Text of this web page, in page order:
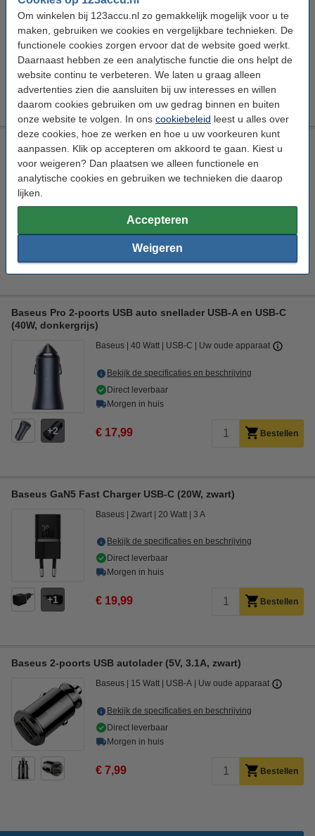
Om winkelen bij 123accu.nl zo gemakkelijk mogelijk voor u te
maken, gebruiken we cookies en vergelijkbare technieken. De
functionele cookies zorgen ervoor dat de website goed werkt.
Daarnaast hebben ze een analytische functie die ons helpt de
website continu te verbeteren. We laten u graag alleen
advertenties zien die aansluiten bij uw interesses en willen
daarom cookies gebruiken om uw gedrag binnen en buiten
onze website te volgen. In ons cookiebeleid leest u alles over
deze cookies, hoe ze werken en hoe u uw voorkeuren kunt
aanpassen. Klik op accepteren om akkoord te gaan. Kiest u
voor weigeren? Dan plaatsen we alleen functionele en
analytische cookies en gebruiken we technieken die daarop
lijken.
Accepteren
Weigeren
1
Bekijk de specificaties en beschrijving
Morgen in huis
€ 19,99
Baseus GaN5 Pro Fast Charger USB-C (40W, zwart)
Baseus Zwart 40 Watt 2 A
Direct leverbaar
Morgen in huis
€ 34,99
Baseus Pro 2-poorts USB auto snellader USB-A en USB-C
(40W, donkergrijs)
2
Baseus 40 Watt USB-C Uw oude apparaat
Bekijk de specificaties en beschrijving
Direct leverbaar
Morgen in huis
€ 17,99 Bestellen
Baseus GaN5 Fast Charger USB-C (20W, zwart)
1
Baseus Zwart 20 Watt 3 A
Bekijk de specificaties en beschrijving
Direct leverbaar
Morgen in huis
€ 19,99 Bestellen
Baseus 2-poorts USB autolader (5V, 3.1A, zwart)
Baseus 15 Watt USB-A Uw oude apparaat
Bekijk de specificaties en beschrijving
Direct leverbaar
Morgen in huis
€ 7,99 Bestellen